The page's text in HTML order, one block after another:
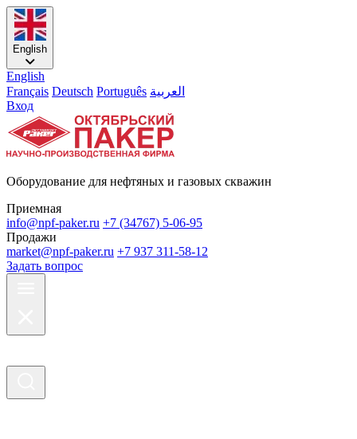
English
English
Français Deutsch Português العربية
Вход
Оборудование для нефтяных и газовых скважин
Приемная
info@npf-paker.ru +7 (34767) 5-06-95
Продажи
market@npf-paker.ru +7 937 311-58-12
Задать вопрос